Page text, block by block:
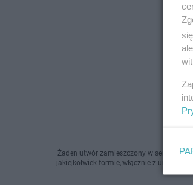
Żaden utwór zamieszczony w serwisie
jakiejkolwiek formie, włącznie z